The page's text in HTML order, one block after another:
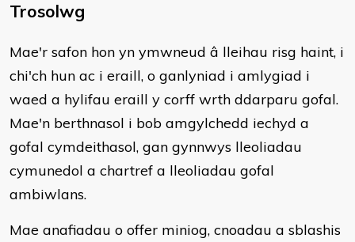
Trosolwg
Mae'r safon hon yn ymwneud â lleihau risg haint, i
chi'ch hun ac i eraill, o ganlyniad i amlygiad i
waed a hylifau eraill y corff wrth ddarparu gofal.
Mae'n berthnasol i bob amgylchedd iechyd a
gofal cymdeithasol, gan gynnwys lleoliadau
cymunedol a chartref a lleoliadau gofal
ambiwlans.
Mae anafiadau o offer miniog, cnoadau a sblashis